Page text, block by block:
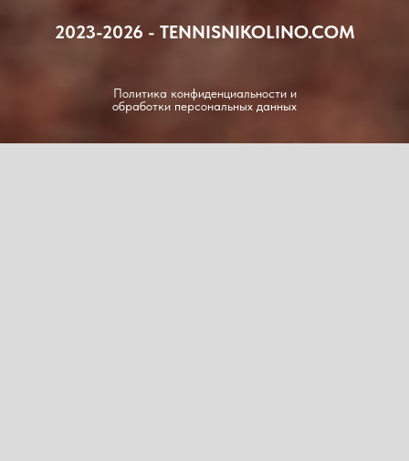
2023-2026 - TENNISNIKOLINO.COM
Политика конфиденциальности и
обработки персональных данных